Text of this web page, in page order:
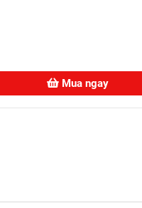
Mua ngay